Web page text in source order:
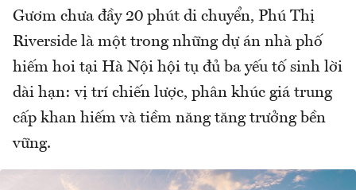
Gươm chưa đầy 20 phút di chuyển, Phú Thị
Riverside là một trong những dự án nhà phố
hiếm hoi tại Hà Nội hội tụ đủ ba yếu tố sinh lời
dài hạn: vị trí chiến lược, phân khúc giá trung
cấp khan hiếm và tiềm năng tăng trưởng bền
vững.